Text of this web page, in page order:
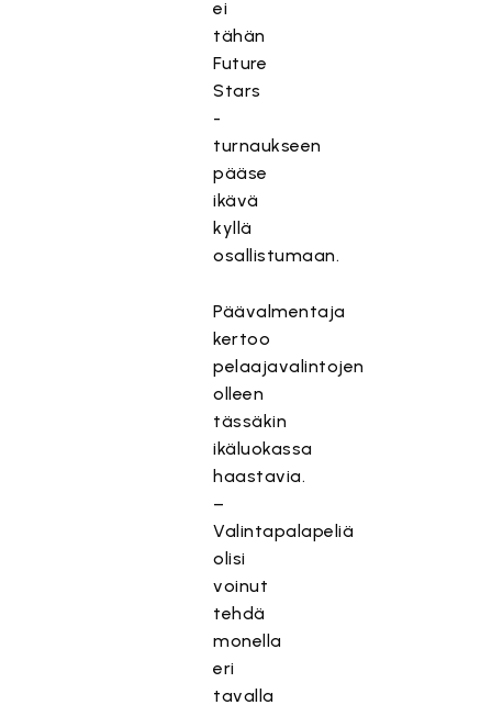
ei
tähän
Future
Stars
-
turnaukseen
pääse
ikävä
kyllä
osallistumaan.
Päävalmentaja
kertoo
pelaajavalintojen
olleen
tässäkin
ikäluokassa
haastavia.
–
Valintapalapeliä
olisi
voinut
tehdä
monella
eri
tavalla